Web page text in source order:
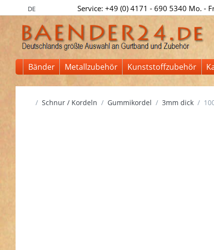
DE Service: +49 (0) 4171 - 690 5340 Mo. -
Bänder Metallzubehör Kunststoffzubehör
Startseite
Schnur / Kordeln Gummikordel 3mm dick